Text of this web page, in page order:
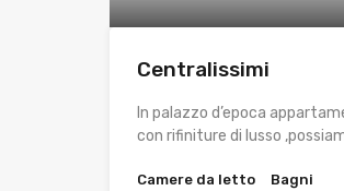
Centralissimi
In palazzo d’epoca
con rifiniture di lusso
Camere da letto
Bagni